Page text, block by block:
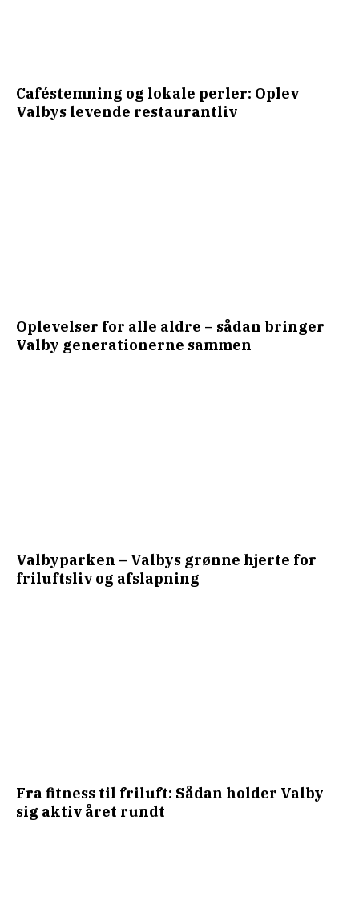
Caféstemning og lokale perler: Oplev
Valbys levende restaurantliv
Oplevelser for alle aldre – sådan bringer
Valby generationerne sammen
Valbyparken – Valbys grønne hjerte for
friluftsliv og afslapning
Fra fitness til friluft: Sådan holder Valby
sig aktiv året rundt